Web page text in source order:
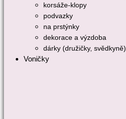
korsáže-klopy
podvazky
na prstýnky
dekorace a výzdoba
dárky (družičky, svědkyně)
Voničky